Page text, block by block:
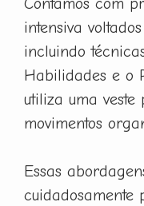
intensiva
incluindo
Habilidades e o
utiliza uma
movimentos
Essas